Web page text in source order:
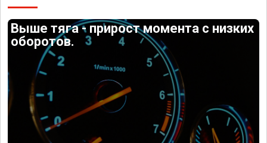
Выше тяга - прирост момента с низких
оборотов.